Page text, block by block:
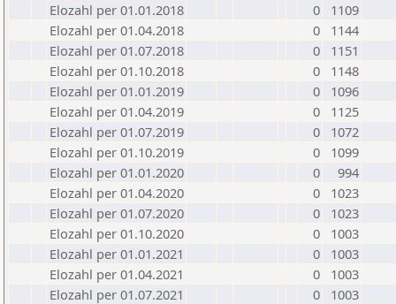
Elozahl per 01.01.2018
0
1109
Elozahl per 01.04.2018
0
1144
Elozahl per 01.07.2018
0
1151
Elozahl per 01.10.2018
0
1148
Elozahl per 01.01.2019
0
1096
Elozahl per 01.04.2019
0
1125
Elozahl per 01.07.2019
0
1072
Elozahl per 01.10.2019
0
1099
Elozahl per 01.01.2020
0
994
Elozahl per 01.04.2020
0
1023
Elozahl per 01.07.2020
0
1023
Elozahl per 01.10.2020
0
1003
Elozahl per 01.01.2021
0
1003
Elozahl per 01.04.2021
0
1003
Elozahl per 01.07.2021
0
1003